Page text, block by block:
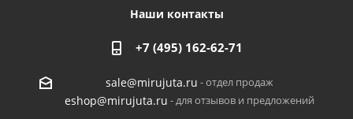
Наши контакты
+7 (495) 162-62-71
sale@mirujuta.ru - отдел продаж
eshop@mirujuta.ru - для отзывов и предложений